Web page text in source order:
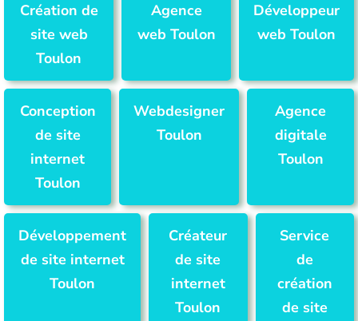
Création de
site web
Toulon
Agence
web Toulon
Développeur
web Toulon
Conception
de site
internet
Toulon
Webdesigner
Toulon
Agence
digitale
Toulon
Développement
de site internet
Toulon
Créateur
de site
internet
Toulon
Service
de
création
de site